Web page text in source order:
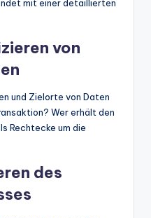
mit einer detaillierten
von
und Zielorte von Daten
Wer erhält den
Rechtecke um die
des